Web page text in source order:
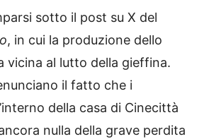
sotto il post su X del
, in cui la produzione dello
vicina al lutto della gieffina.
il fatto che i
della casa di Cinecittà
nulla della grave perdita